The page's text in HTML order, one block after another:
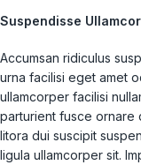
Suspendisse
Accumsan ridiculus
urna facilisi eget amet
ullamcorper facilisi
parturient fusce ornare
litora dui suscipit
ligula ullamcorper sit.